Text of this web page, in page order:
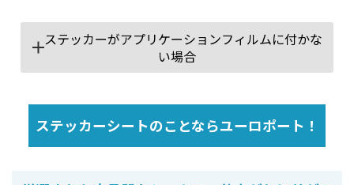
ステッカーがアプリケーションフィルムに付かな
い場合
ステッカーシートのことならユーロポート！